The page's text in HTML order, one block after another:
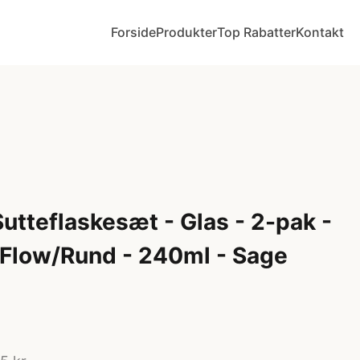
ForsideProdukterTop RabatterKontakt
- Glas - 2-pak -
Rund - 240ml - Sage